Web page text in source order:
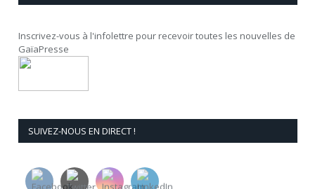
Inscrivez-vous à l'infolettre pour recevoir toutes les nouvelles de
GaïaPresse
SUIVEZ-NOUS EN DIRECT !